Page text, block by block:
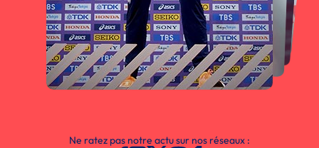
Ne ratez pas notre actu sur nos réseaux :